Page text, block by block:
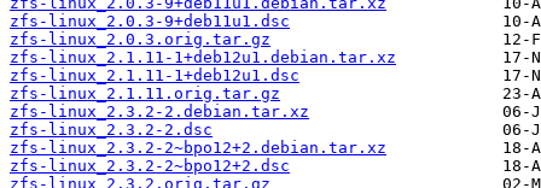
zfs-linux_2.0.3-9+deb11u1.dsc
zfs-linux_2.0.3.orig.tar.gz
zfs-linux_2.1.11-1+deb12u1.debian.tar.xz
zfs-linux_2.1.11-1+deb12u1.dsc
zfs-linux_2.1.11.orig.tar.gz
zfs-linux_2.3.2-2.debian.tar.xz
zfs-linux_2.3.2-2.dsc
zfs-linux_2.3.2-2~bpo12+2.debian.tar.xz
zfs-linux_2.3.2-2~bpo12+2.dsc
zfs-linux_2.3.2.orig.tar.gz